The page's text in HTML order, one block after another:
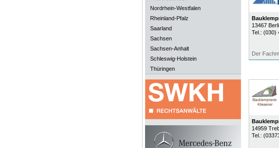
Nordrhein-Westfalen
Rheinland-Pfalz
Saarland
Sachsen
Sachsen-Anhalt
Schleswig-Holstein
Thüringen
13467
Tel.: (030)
Der
14959
Tel.: